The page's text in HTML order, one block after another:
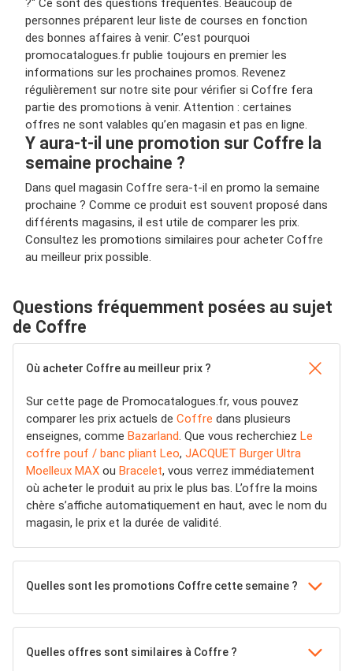
personnes préparent leur liste de courses en fonction
des bonnes affaires à venir. C’est pourquoi
promocatalogues.fr publie toujours en premier les
informations sur les prochaines promos. Revenez
régulièrement sur notre site pour vérifier si Coffre fera
partie des promotions à venir. Attention : certaines
offres ne sont valables qu’en magasin et pas en ligne.
Y aura-t-il une promotion sur Coffre la
semaine prochaine ?
Dans quel magasin Coffre sera-t-il en promo la semaine
prochaine ? Comme ce produit est souvent proposé dans
différents magasins, il est utile de comparer les prix.
Consultez les promotions similaires pour acheter Coffre
au meilleur prix possible.
Questions fréquemment posées au sujet
de Coffre
Où acheter Coffre au meilleur prix ?
Sur cette page de Promocatalogues.fr, vous pouvez
comparer les prix actuels de Coffre dans plusieurs
enseignes, comme Bazarland . Que vous recherchiez Le
coffre pouf / banc pliant Leo, JACQUET Burger Ultra
Moelleux MAX ou Bracelet, vous verrez immédiatement
où acheter le produit au prix le plus bas. L’offre la moins
chère s’affiche automatiquement en haut, avec le nom du
magasin, le prix et la durée de validité.
Quelles sont les promotions Coffre cette semaine ?
Quelles offres sont similaires à Coffre ?